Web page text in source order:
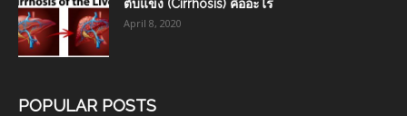
ตับแข็ง (Cirrhosis) คืออะไร
April 8, 2020
POPULAR POSTS